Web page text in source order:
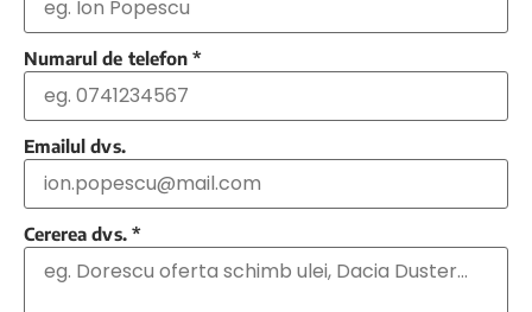
Numarul de telefon *
Emailul dvs.
Cererea dvs. *